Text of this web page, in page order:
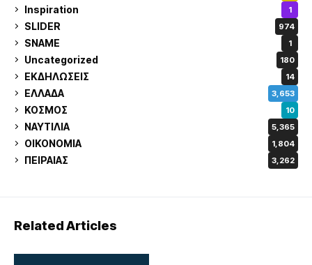
Inspiration 1
SLIDER 974
SNAME 1
Uncategorized 180
ΕΚΔΗΛΩΣΕΙΣ 14
ΕΛΛΑΔΑ 3,653
ΚΟΣΜΟΣ 10
ΝΑΥΤΙΛΙΑ 5,365
ΟΙΚΟΝΟΜΙΑ 1,804
ΠΕΙΡΑΙΑΣ 3,262
Related Articles